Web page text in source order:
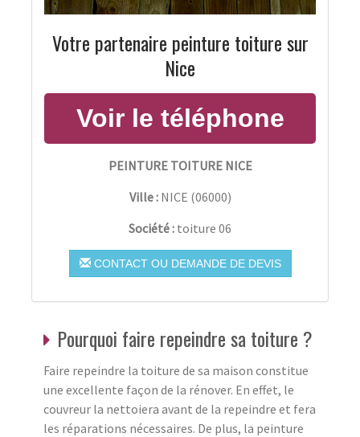
Votre partenaire peinture toiture sur
Nice
PEINTURE TOITURE NICE
Ville : NICE (06000)
Société : toiture 06
CONTACT OU DEMANDE DE DEVIS
Pourquoi faire repeindre sa toiture ?
Faire repeindre la toiture de sa maison constitue
une excellente façon de la rénover. En effet, le
couvreur la nettoiera avant de la repeindre et fera
les réparations nécessaires. De plus, la peinture